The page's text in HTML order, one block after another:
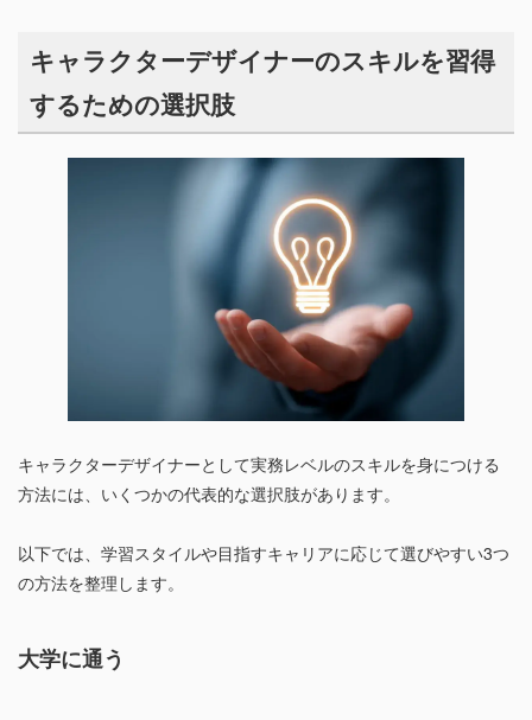
キャラクターデザイナーのスキルを習得
するための選択肢
キャラクターデザイナーとして実務レベルのスキルを身につける
方法には、いくつかの代表的な選択肢があります。
以下では、学習スタイルや目指すキャリアに応じて選びやすい3つ
の方法を整理します。
大学に通う